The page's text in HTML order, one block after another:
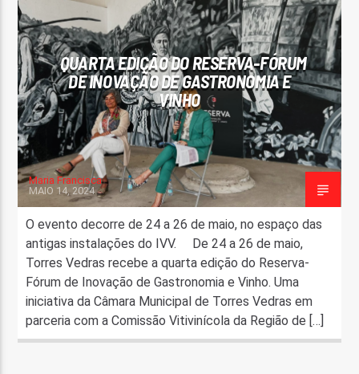
FAIXA ATUAL
TÍTULO
ARTISTA
ON FM
QUARTA EDIÇÃO DO RESERVA-FÓRUM
DE INOVAÇÃO DE GASTRONOMIA E
VINHO
Maria Francisca
MAIO 14, 2024
O evento decorre de 24 a 26 de maio, no espaço das
antigas instalações do IVV. De 24 a 26 de maio,
Torres Vedras recebe a quarta edição do Reserva-
Fórum de Inovação de Gastronomia e Vinho. Uma
iniciativa da Câmara Municipal de Torres Vedras em
parceria com a Comissão Vitivinícola da Região de […]